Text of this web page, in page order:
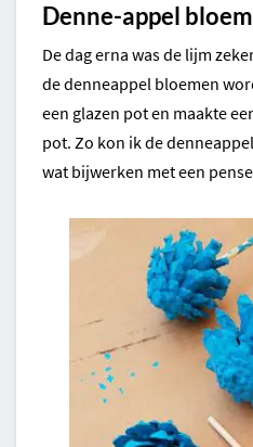
Denne-appel
De dag erna was de lijm
de denneappel bloemen
een glazen pot en maakte
pot. Zo kon ik de
wat bijwerken met een